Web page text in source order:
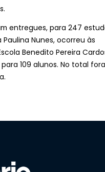
entregues, para 247
Paulina Nunes,
Benedito Pereira
para 109 alunos. No total